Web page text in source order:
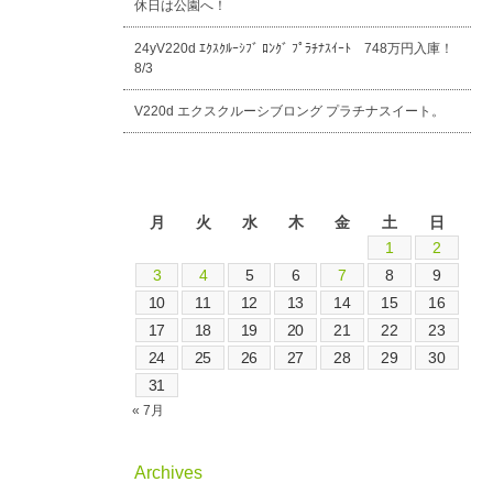
休日は公園へ！
24yV220d ｴｸｽｸﾙｰｼﾌﾞ ﾛﾝｸﾞ ﾌﾟﾗﾁﾅｽｲｰﾄ 748万円入庫！
8/3
V220d エクスクルーシブロング プラチナスイート。
月
火 水 木 金 土
日
1
2
3
4 5 6 7 8
9
10
11 12 13 14 15
16
17
18 19 20 21 22
23
24
25 26 27 28 29
30
31
« 7月
Archives